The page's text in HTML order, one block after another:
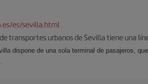
es/sevilla.html
transportes urbanos de Sevilla tiene una
dispone de una sola terminal de pasajeros,